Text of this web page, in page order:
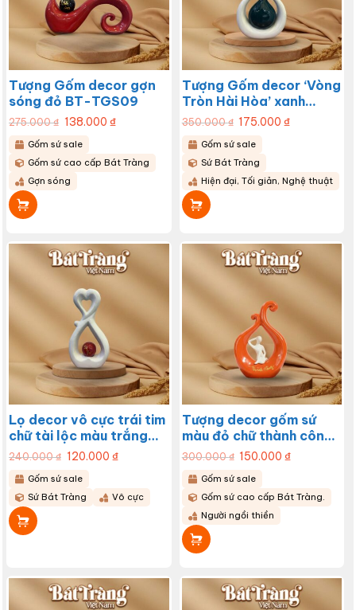
Tượng Gốm decor gợn
sóng đỏ BT-TGS09
275.000₫ Giá
gốc
là:
275.000 ₫.
138.000 ₫Giá
hiện
138.000 ₫.
Gốm sứ sale
Gốm sứ cao cấp Bát Tràng
Gợn sóng
Tượng Gốm decor ‘Vòng
Tròn Hài Hòa’ xanh
trắng BT-TGS08
350.000₫ Giá
gốc
là:
350.000 ₫.
175.000₫Giá
hiện
Gốm sứ sale
Sứ Bát Tràng
Hiện đại, Tối giản, Nghệ thuật
Lọ decor vô cực trái tim
chữ tài lộc màu trắng
BT-TGS07
240.000₫ Giá
gốc
là:
240.000 ₫.
120.000 ₫Giá
hiện
120.000 ₫.
Gốm sứ sale
Sứ Bát Tràng
Vô cực
Tượng decor gốm sứ
màu đỏ chữ thành công
BT-TGS06
300.000₫ Giá
gốc
là:
300.000 ₫.
150.000₫Giá
hiện
150.000 ₫.
Gốm sứ sale
Gốm sứ cao cấp Bát Tràng.
Người ngồi thiền